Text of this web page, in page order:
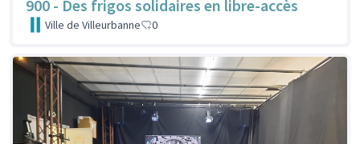
900 - Des frigos solidaires en libre-accès
Ville de Villeurbanne 0